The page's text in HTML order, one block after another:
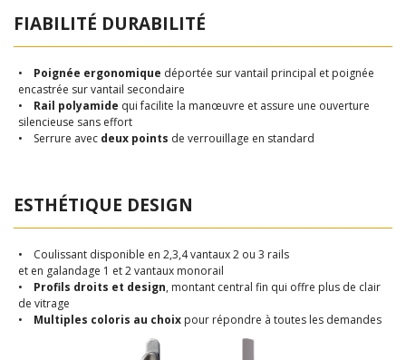
FIABILITÉ DURABILITÉ
• Poignée ergonomique déportée sur vantail principal et poignée
encastrée sur vantail secondaire
• Rail polyamide qui facilite la manœuvre et assure une ouverture
silencieuse sans effort
• Serrure avec deux points de verrouillage en standard
ESTHÉTIQUE DESIGN
• Coulissant disponible en 2,3,4 vantaux 2 ou 3 rails
et en galandage 1 et 2 vantaux monorail
•
Profils droits et design, montant central fin qui offre plus de clair
de vitrage
• Multiples coloris au choix pour répondre à toutes les demandes